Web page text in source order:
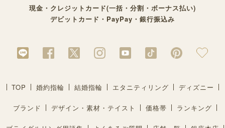
現金・クレジットカード(一括・分割・ボーナス払い)
デビットカード・PayPay・銀行振込み
TOP 婚約指輪 結婚指輪 エタニティリング ディズニー
ブランド デザイン・素材・テイスト 価格帯 ランキング